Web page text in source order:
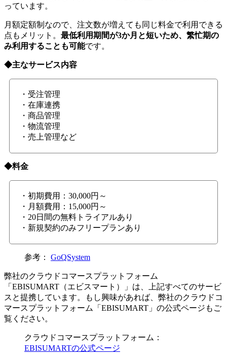
っています。
月額定額制なので、注文数が増えても同じ料金で利用できる
点もメリット。 最低利用期間が3か月と短いため、繁忙期の
み利用することも可能です。
◆主なサービス内容
・受注管理
・在庫連携
・商品管理
・物流管理
・売上管理など
◆料金
・初期費用：30,000円～
・月額費用：15,000円～
・20日間の無料トライアルあり
・新規契約のみフリープランあり
参考： GoQSystem
弊社のクラウドコマースプラットフォーム
「EBISUMART（エビスマート）」は、上記すべてのサービ
スと提携しています。もし興味があれば、弊社のクラウドコ
マースプラットフォーム「EBISUMART」の公式ページもご
覧ください。
クラウドコマースプラットフォーム：
EBISUMARTの公式ページ